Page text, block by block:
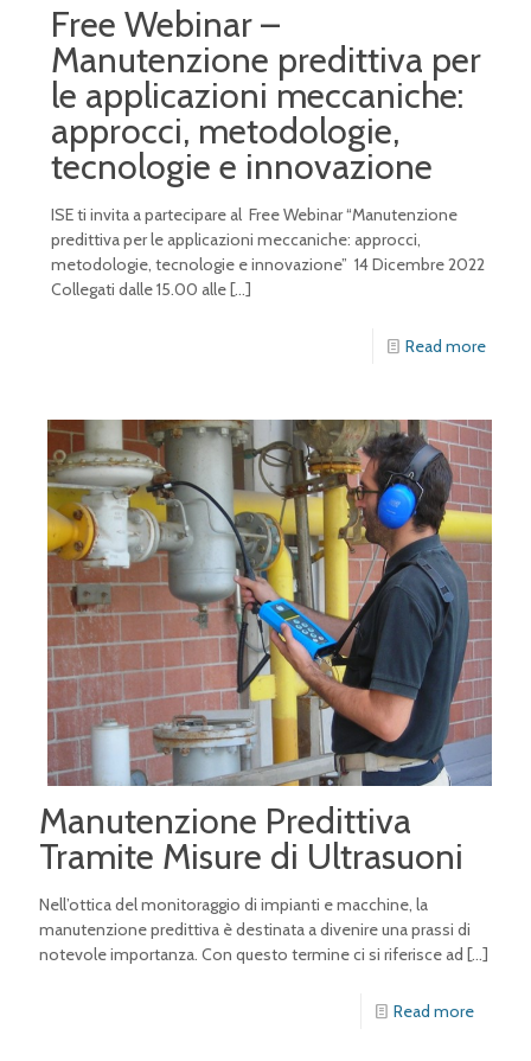
Free Webinar –
Manutenzione predittiva per
le applicazioni meccaniche:
approcci, metodologie,
tecnologie e innovazione
ISE ti invita a partecipare al Free Webinar “Manutenzione
predittiva per le applicazioni meccaniche: approcci,
metodologie, tecnologie e innovazione” 14 Dicembre 2022
Collegati dalle 15.00 alle[…]
Read more
Manutenzione Predittiva
Tramite Misure di Ultrasuoni
Nell’ottica del monitoraggio di impianti e macchine, la
manutenzione predittiva è destinata a divenire una prassi di
notevole importanza. Con questo termine ci si riferisce ad […]
Read more